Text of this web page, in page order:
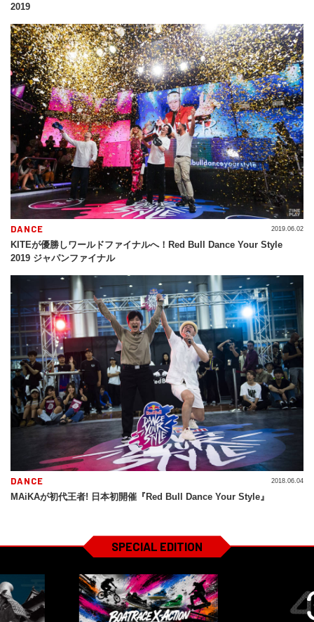
2019
DANCE
KITEが優勝しワールドファイナルへ！Red Bull Dance Your Style
2019 ジャパンファイナル
2019.06.02
DANCE
MAiKAが初代王者! 日本初開催『Red Bull Dance Your Style』
2018.06.04
SPECIAL EDITION